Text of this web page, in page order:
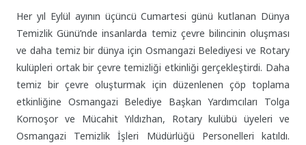
Her yıl Eylül ayının üçüncü Cumartesi günü kutlanan Dünya
Temizlik Günü’nde insanlarda temiz çevre bilincinin oluşması
ve daha temiz bir dünya için Osmangazi Belediyesi ve Rotary
kulüpleri ortak bir çevre temizliği etkinliği gerçekleştirdi. Daha
temiz bir çevre oluşturmak için düzenlenen çöp toplama
etkinliğine Osmangazi Belediye Başkan Yardımcıları Tolga
Kornoşor ve Mücahit Yıldızhan, Rotary kulübü üyeleri ve
Osmangazi Temizlik İşleri Müdürlüğü Personelleri katıldı.